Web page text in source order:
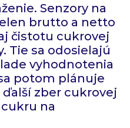
Senzory na
brutto a netto
čistotu cukrovej
Tie sa odosielajú
vyhodnotenia
potom plánuje
zber cukrovej
na